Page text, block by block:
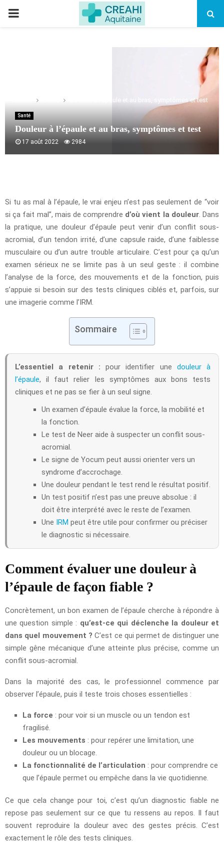
PRIMARY
Douleur à l’épaule et au bras, symptômes et test
Santé
Douleur à l’épaule et au bras, symptômes et test
17 août 2022 2984
Si tu as mal à l’épaule, le vrai enjeu n’est pas seulement de “voir
si ça fait mal”, mais de comprendre d’où vient la douleur. Dans
la pratique, une douleur d’épaule peut venir d’un conflit sous-
acromial, d’un tendon irrité, d’une capsule raide, d’une faiblesse
musculaire ou d’un autre trouble articulaire. C’est pour ça qu’un
examen sérieux ne se limite pas à un seul geste : il combine
l’analyse de la force, des mouvements et de la fonction, puis
s’appuie si besoin sur des tests cliniques ciblés et, parfois, sur
une imagerie comme l’IRM.
Sommaire
L’essentiel a retenir : pour identifier une douleur à
l’épaule, il faut relier les symptômes aux bons tests
cliniques et ne pas se fier à un seul signe.
Un examen d’épaule évalue la force, la mobilité et
la fonction.
Le test de Neer aide à suspecter un conflit sous-
acromial.
Le signe de Yocum peut aussi orienter vers un
syndrome d’accrochage.
Une douleur pendant le test rend le résultat positif.
Un test positif n’est pas une preuve absolue : il
doit être interprété avec le reste de l’examen.
Une IRM peut être utile pour confirmer ou préciser
le diagnostic si nécessaire.
Comment évaluer une douleur à
l’épaule de façon fiable ?
Concrètement, un bon examen de l’épaule cherche à répondre à
une question simple : qu’est-ce qui déclenche la douleur et
dans quel mouvement ? C’est ce qui permet de distinguer une
simple gêne mécanique d’une atteinte plus précise, comme un
conflit sous-acromial.
Dans la majorité des cas, le professionnel commence par
observer l’épaule, puis il teste trois choses essentielles :
La force : pour voir si un muscle ou un tendon est
fragilisé.
Les mouvements : pour repérer une limitation, une
douleur ou un blocage.
La fonctionnalité de l’articulation : pour comprendre ce
que l’épaule permet ou empêche dans la vie quotidienne.
Ce que cela change pour toi, c’est qu’un diagnostic fiable ne
repose pas seulement sur ce que tu ressens au repos. Il faut
souvent reproduire la douleur avec des gestes précis. C’est
exactement le rôle des tests cliniques.